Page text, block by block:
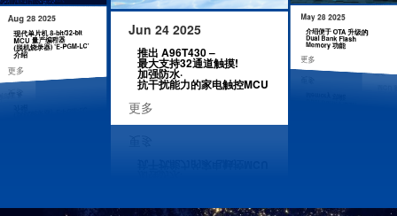
工具
Aug 28 2025
现代单片机 8-bit/32-bit
MCU 量产编程器
(脱机烧录器) 'E-PGM-LC'
介绍
更多
Jun 24 2025
推出 A96T430 –
最大支持32通道触摸!
加强防水·
抗干扰能力的家电触控MCU
更多
May 28 2025
介绍便于 OTA 升级的
Dual Bank Flash
Memory 功能
更多